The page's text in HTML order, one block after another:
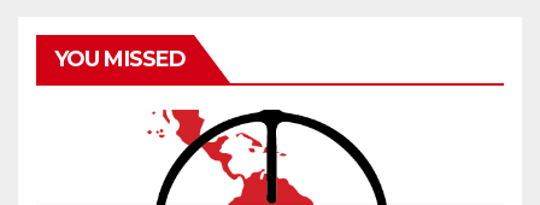
YOU MISSED